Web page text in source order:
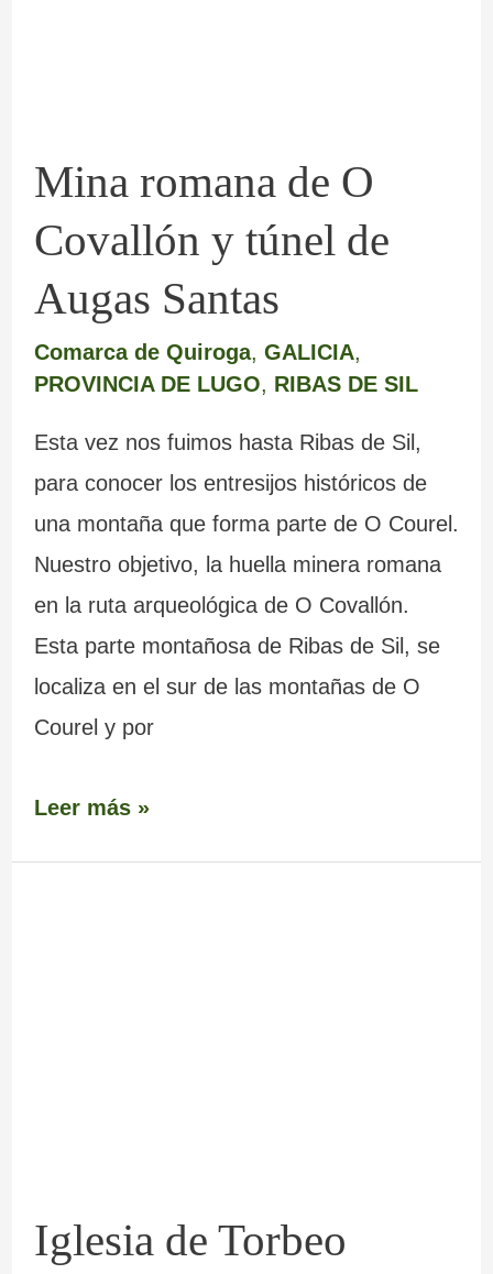
Mina romana de O
Covallón y túnel de
Augas Santas
Comarca de Quiroga, GALICIA,
PROVINCIA DE LUGO, RIBAS DE SIL
Esta vez nos fuimos hasta Ribas de Sil,
para conocer los entresijos históricos de
una montaña que forma parte de O Courel.
Nuestro objetivo, la huella minera romana
en la ruta arqueológica de O Covallón.
Esta parte montañosa de Ribas de Sil, se
localiza en el sur de las montañas de O
Courel y por
de
Augas
Leer más »
Iglesia de Torbeo